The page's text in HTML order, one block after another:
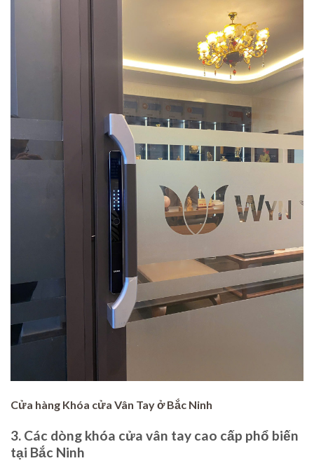
Cửa hàng Khóa cửa Vân Tay ở Bắc Ninh
3. Các dòng khóa cửa vân tay cao cấp phổ biến
tại Bắc Ninh